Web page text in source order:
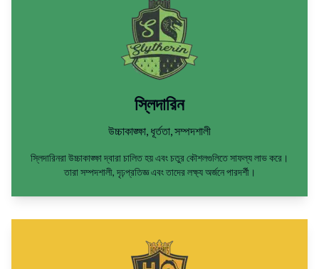
স্লিদারিন
উচ্চাকাঙ্ক্ষা, ধূর্ততা, সম্পদশালী
স্লিদারিনরা উচ্চাকাঙ্ক্ষা দ্বারা চালিত হয় এবং চতুর কৌশলগুলিতে সাফল্য লাভ করে।
তারা সম্পদশালী, দৃঢ়প্রতিজ্ঞ এবং তাদের লক্ষ্য অর্জনে পারদর্শী।